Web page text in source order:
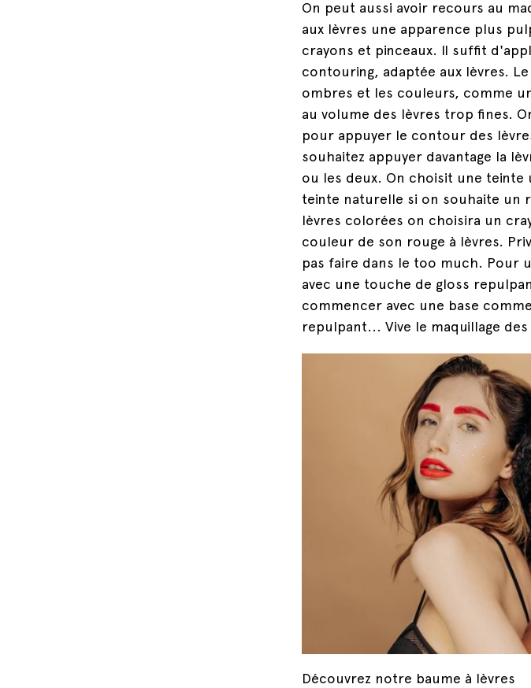
On peut aussi avoir recours au
aux lèvres une apparence plus
crayons et pinceaux. Il suffit
contouring, adaptée aux lèvres.
ombres et les couleurs, comme
au volume des lèvres trop fines.
pour appuyer le contour des
souhaitez appuyer davantage la
ou les deux. On choisit une teinte
teinte naturelle si on souhaite un
lèvres colorées on choisira un
couleur de son rouge à lèvres.
pas faire dans le too much.
avec une touche de gloss
commencer avec une base
repulpant... Vive le maquillage
Découvrez notre baume à lèvres